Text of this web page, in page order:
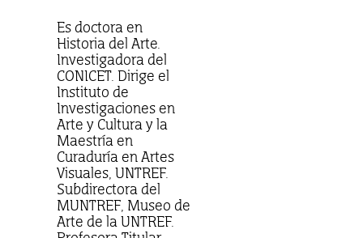
Es doctora en
Historia del Arte.
Investigadora del
CONICET. Dirige el
Instituto de
Investigaciones en
Arte y Cultura y la
Maestría en
Curaduría en Artes
Visuales, UNTREF.
Subdirectora del
MUNTREF, Museo de
Arte de la UNTREF.